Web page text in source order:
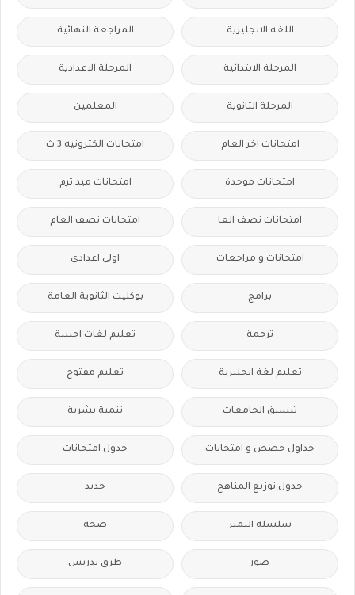
اللغه الانجليزية المراجعة النهائية
المرحلة الابتدائية المرحلة الاعدادية
المرحلة الثانوية المعلمين
امتحانات اخر العام امتحانات الكترونيه 3 ث
امتحانات موحدة امتحانات ميد ترم
امتحانات نصف العا امتحانات نصف العام
امتحانات و مراجعات اولى اعدادى
برامج بوكليت الثانوية العامة
ترجمة تعليم لغات اجنبية
تعليم لغة انجليزية تعليم مفتوح
تنسيق الجامعات تنمية بشرية
جداول حصص و امتحانات جدول امتحانات
جدول توزيع المناهج جديد
سلسله التميز صحة
صور طرق تدريس